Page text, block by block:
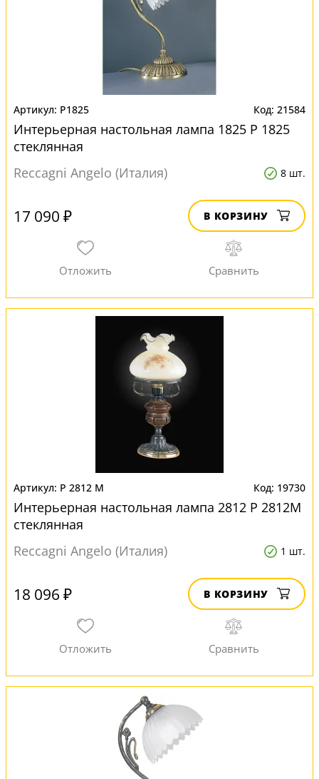
P1825 21584
Интерьерная настольная лампа 1825 P 1825
стеклянная
Reccagni Angelo (Италия)
8 шт.
17 090 ₽ В КОРЗИНУ
P 2812 M 19730
Интерьерная настольная лампа 2812 P 2812M
стеклянная
Reccagni Angelo (Италия)
1 шт.
18 096 ₽ В КОРЗИНУ